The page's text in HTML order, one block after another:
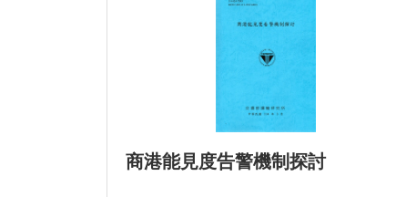
商港能見度告警機制探討